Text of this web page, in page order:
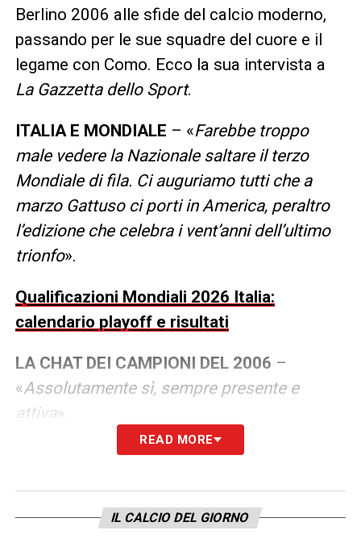
Berlino 2006 alle sfide del calcio moderno,
passando per le sue squadre del cuore e il
legame con Como. Ecco la sua intervista a
La Gazzetta dello Sport.
ITALIA E MONDIALE – «Farebbe troppo
male vedere la Nazionale saltare il terzo
Mondiale di fila. Ci auguriamo tutti che a
marzo Gattuso ci porti in America, peraltro
l’edizione che celebra i vent’anni dell’ultimo
trionfo».
Qualificazioni Mondiali 2026 Italia:
calendario playoff e risultati
LA CHAT DEI CAMPIONI DEL 2006 –
«Assolutamente sì, sempre presente e
attiva».
LA CORSA SCUDETTO– «Il Milan ha la
tranquilla senza le coppe. Allegri sta
facendo molto bene e lotterà per lo
READ MORE
IL CALCIO DEL GIORNO